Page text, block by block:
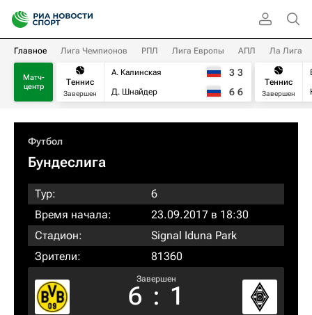
Главное Лига Чемпионов РПЛ Лига Европы АПЛ Ла Лига
Матч-
центр
Теннис
Завершен
А. Калинская
Д. Шнайдер
3 3
6 6
Теннис
Завершен
Футбол
Бундеслига
Тур:
6
Время начала:
23.09.2017 в 18:30
Стадион:
Signal Iduna Park
Зрители:
81360
Завершен
6 : 1